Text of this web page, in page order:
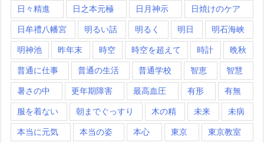
日々精進 日之本元極 日月神示 日焼けのケア
日牟禮八幡宮 明るい話 明るく 明日 明石海峡
明神池 昨年末 時空 時空を超えて 時計 晩秋
普通に仕事 普通の生活 普通学校 智恵 智慧
暑さの中 更年期障害 最高血圧 有形 有無
服を着ない 朝までぐっすり 木の精 未来 未病
本当に元気 本当の姿 本心 東京 東京教室